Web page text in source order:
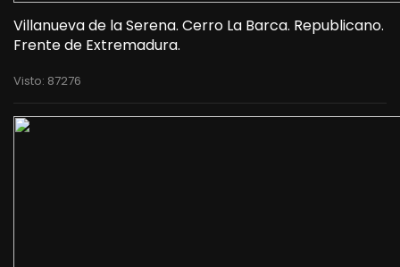
Villanueva de la Serena. Cerro La Barca. Republicano.
Frente de Extremadura.
Visto: 87276